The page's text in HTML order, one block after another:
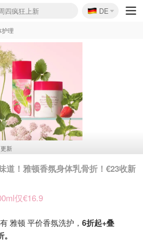
开抢！
四疯狂上新
大促
75折 随时失效
独家85折
Camper额外叠85折
闪促！每日更新
囤！5折起+叠9折
仅€192
🇩🇪
DE
护理
新
道！雅顿香氛身体乳骨折！€23收新
仅€16.9
雅顿 平价香氛洗护， 6折起+叠